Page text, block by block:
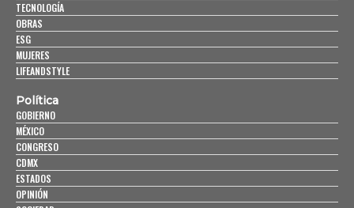
TECNOLOGÍA
OBRAS
ESG
MUJERES
LIFEANDSTYLE
Política
GOBIERNO
MÉXICO
CONGRESO
CDMX
ESTADOS
OPINIÓN